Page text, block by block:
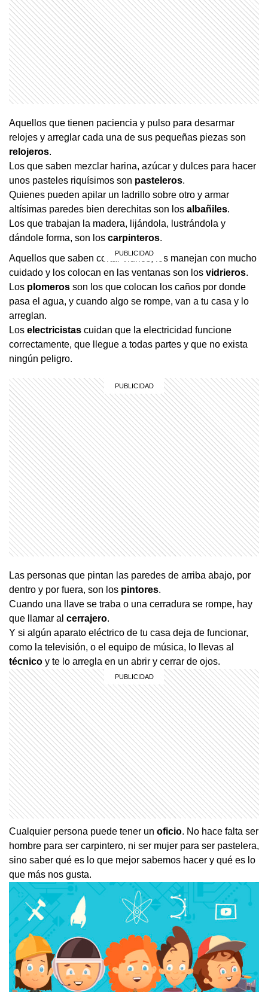
Aquellos que tienen paciencia y pulso para desarmar
relojes y arreglar cada una de sus pequeñas piezas son
relojeros.
Los que saben mezclar harina, azúcar y dulces para hacer
unos pasteles riquísimos son pasteleros.
Quienes pueden apilar un ladrillo sobre otro y armar
altísimas paredes bien derechitas son los albañiles.
Los que trabajan la madera, lijándola, lustrándola y
dándole forma, son los carpinteros.
Aquellos que saben cortar vidrios, los manejan con mucho
cuidado y los colocan en las ventanas son los vidrieros.
Los plomeros son los que colocan los caños por donde
pasa el agua, y cuando algo se rompe, van a tu casa y lo
arreglan.
Los electricistas cuidan que la electricidad funcione
correctamente, que llegue a todas partes y que no exista
ningún peligro.
Las personas que pintan las paredes de arriba abajo, por
dentro y por fuera, son los pintores.
Cuando una llave se traba o una cerradura se rompe, hay
que llamar al cerrajero.
Y si algún aparato eléctrico de tu casa deja de funcionar,
como la televisión, o el equipo de música, lo llevas al
técnico y te lo arregla en un abrir y cerrar de ojos.
Cualquier persona puede tener un oficio. No hace falta ser
hombre para ser carpintero, ni ser mujer para ser pastelera,
sino saber qué es lo que mejor sabemos hacer y qué es lo
que más nos gusta.